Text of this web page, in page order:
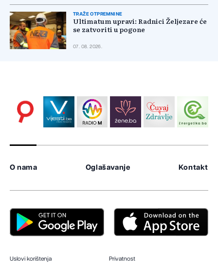
TRAŽE OTPREMNINE
Ultimatum upravi: Radnici Željezare će
se zatvoriti u pogone
07. 08. 2026.
O nama Oglašavanje Kontakt
Uslovi korištenja Privatnost